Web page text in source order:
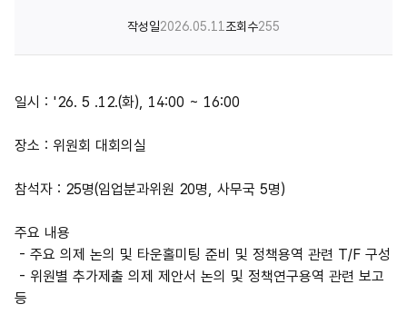
작성일2026.05.11 조회수255
일시 : '26. 5 .12.(화), 14:00 ~ 16:00
장소 : 위원회 대회의실
참석자 : 25명(임업분과위원 20명, 사무국 5명)
주요 내용
- 주요 의제 논의 및 타운홀미팅 준비 및 정책용역 관련 T/F 구성
- 위원별 추가제출 의제 제안서 논의 및 정책연구용역 관련 보고
등